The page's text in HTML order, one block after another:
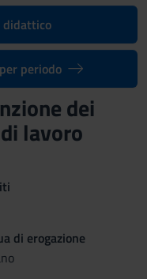
didattico
periodo
dei
lavoro
di erogazione